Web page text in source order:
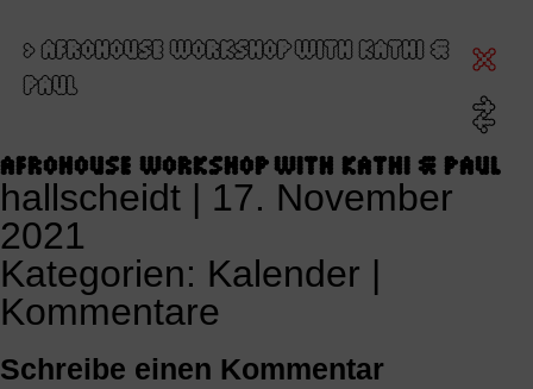
>AFROHOUSE WORKSHOP WITH KATHI &
PAUL
AFROHOUSE WORKSHOP WITH KATHI & PAUL
hallscheidt | 17. November
2021
Kategorien: Kalender |
Kommentare
Schreibe einen Kommentar